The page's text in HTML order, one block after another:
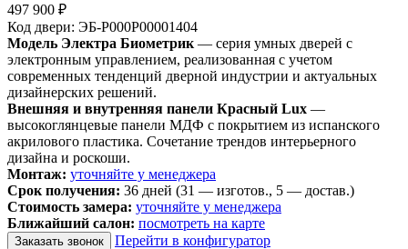
497 900 ₽
Код двери: ЭБ-P000P00001404
Модель Электра Биометрик — серия умных дверей с
электронным управлением, реализованная с учетом
современных тенденций дверной индустрии и актуальных
дизайнерских решений.
Внешняя и внутренняя панели Красный Lux —
высокоглянцевые панели МДФ с покрытием из испанского
акрилового пластика. Сочетание трендов интерьерного
дизайна и роскоши.
Монтаж: уточняйте у менеджера
Срок получения: 36 дней (31 — изготов., 5 — достав.)
Стоимость замера: уточняйте у менеджера
Ближайший салон: посмотреть на карте
Заказать звонок
Перейти в конфигуратор